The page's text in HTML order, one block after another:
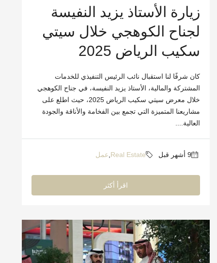
زيارة الأستاذ يزيد النفيسة
لجناح الكوهجي خلال سيتي
سكيب الرياض 2025
كان شرفًا لنا استقبال نائب الرئيس التنفيذي للخدمات
المشتركة والمالية، الأستاذ يزيد النفيسة، في جناح الكوهجي
خلال معرض سيتي سكيب الرياض 2025، حيث اطلع على
مشاريعنا المتميزة التي تجمع بين الفخامة والأناقة والجودة
العالية....
Real Estate عمل
اقرأ أكثر